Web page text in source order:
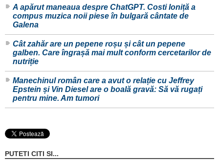
A apărut maneaua despre ChatGPT. Costi Ioniță a
compus muzica noii piese în bulgară cântate de
Galena
Cât zahăr are un pepene roșu și cât un pepene
galben. Care îngrașă mai mult conform cercetarilor de
nutriție
Manechinul român care a avut o relație cu Jeffrey
Epstein și Vin Diesel are o boală gravă: Să vă rugați
pentru mine. Am tumori
PUTETI CITI SI...